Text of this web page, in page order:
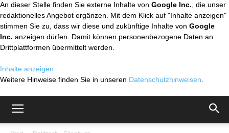
An dieser Stelle finden Sie externe Inhalte von Google Inc. , die unser
redaktionelles Angebot ergänzen. Mit dem Klick auf "Inhalte anzeigen"
stimmen Sie zu, dass wir diese und zukünftige Inhalte von Google
Inc. anzeigen dürfen. Damit können personenbezogene Daten an
Drittplattformen übermittelt werden.
Inhalte anzeigen
Weitere Hinweise finden Sie in unseren Datenschutzhinweisen